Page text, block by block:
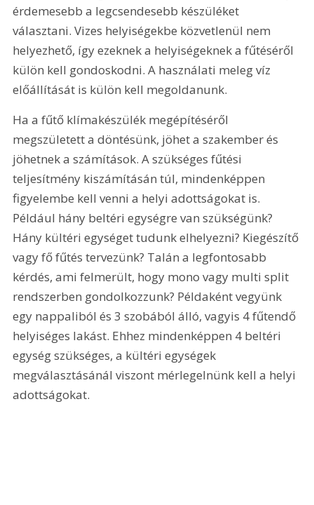
érdemesebb a legcsendesebb készüléket
választani. Vizes helyiségekbe közvetlenül nem
helyezhető, így ezeknek a helyiségeknek a fűtéséről
külön kell gondoskodni. A használati meleg víz
előállítását is külön kell megoldanunk.
Ha a fűtő klímakészülék megépítéséről
megszületett a döntésünk, jöhet a szakember és
jöhetnek a számítások. A szükséges fűtési
teljesítmény kiszámításán túl, mindenképpen
figyelembe kell venni a helyi adottságokat is.
Például hány beltéri egységre van szükségünk?
Hány kültéri egységet tudunk elhelyezni? Kiegészítő
vagy fő fűtés tervezünk? Talán a legfontosabb
kérdés, ami felmerült, hogy mono vagy multi split
rendszerben gondolkozzunk? Példaként vegyünk
egy nappaliból és 3 szobából álló, vagyis 4 fűtendő
helyiséges lakást. Ehhez mindenképpen 4 beltéri
egység szükséges, a kültéri egységek
megválasztásánál viszont mérlegelnünk kell a helyi
adottságokat.